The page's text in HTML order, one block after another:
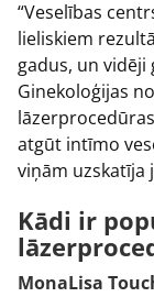
“Veselības
lieliskiem
gadus, un vidēji
Ginekoloģijas
atgūt intīmo
viņām uzskatīja
Kādi ir
MonaLisa